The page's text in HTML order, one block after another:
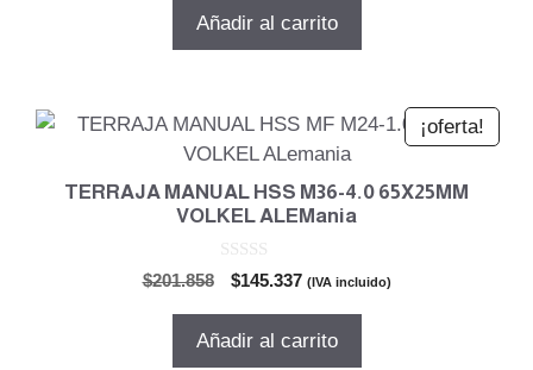
original
actual
Añadir al carrito
¡oferta!
TERRAJA MANUAL HSS M36-4.0 65X25MM
VOLKEL ALEMania
$201.858
El
original
$145.337El
actual
(IVA incluido)
Añadir al carrito